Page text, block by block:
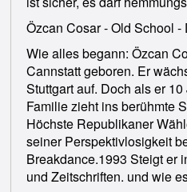
Özcan Cosar - Old School
Wie alles begann: Özcan
Cannstatt geboren. Er
Stuttgart auf. Doch als er
Familie zieht ins berühmte
Höchste Republikaner
seiner Perspektivlosigkeit
Breakdance.1993 Steigt er
und Zeitschriften. und wie